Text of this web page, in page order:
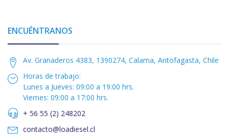
ENCUÉNTRANOS
Av. Granaderos 4383, 1390274, Calama, Antofagasta, Chile
Horas de trabajo:
Lunes a Jueves: 09:00 a 19:00 hrs.
Viernes: 09:00 a 17:00 hrs.
+ 56 55 (2) 248202
contacto@loadiesel.cl